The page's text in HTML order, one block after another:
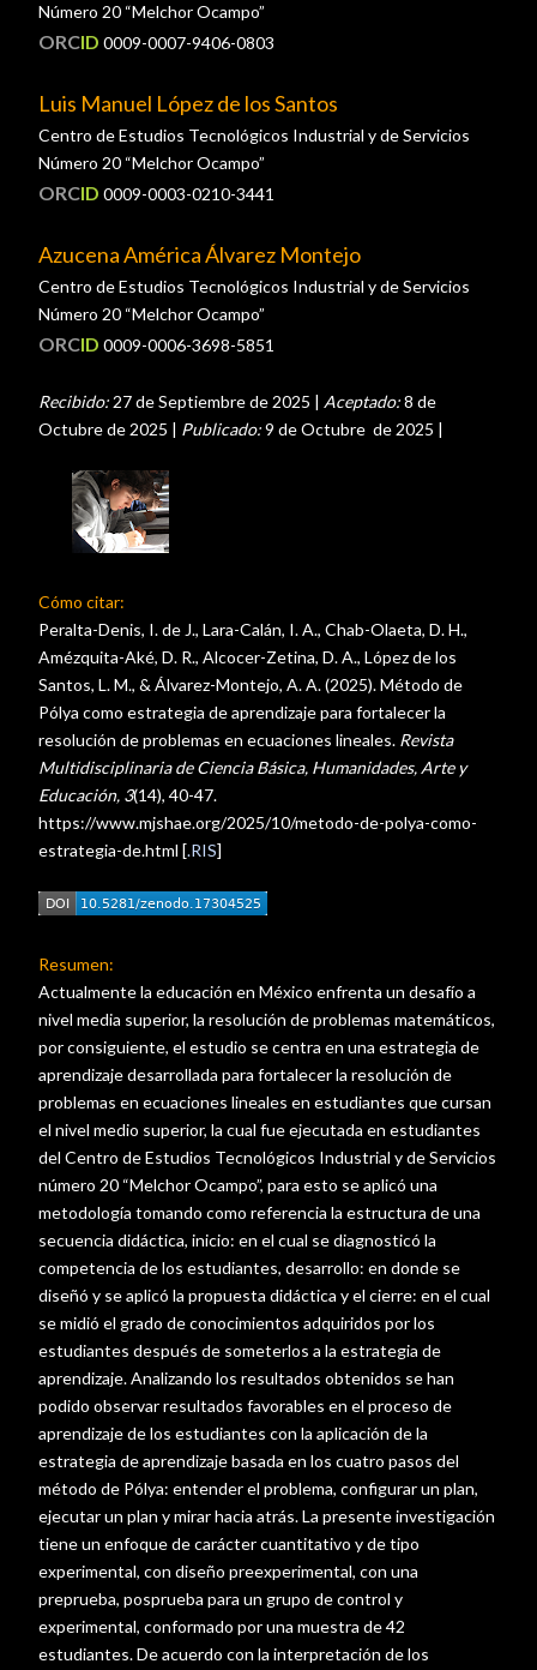
Número 20 “Melchor Ocampo”
ORCID 0009-0007-9406-0803
Luis Manuel López de los Santos
Centro de Estudios Tecnológicos Industrial y de Servicios
Número 20 “Melchor Ocampo”
ORCID 0009-0003-0210-3441
Azucena América Álvarez Montejo
Centro de Estudios Tecnológicos Industrial y de Servicios
Número 20 “Melchor Ocampo”
ORCID 0009-0006-3698-5851
Recibido: 27 de Septiembre de 2025 | Aceptado:8 de
Octubre de 2025 | Publicado:9 de Octubre de 2025 |
Cómo citar:
Peralta-Denis, I. de J., Lara-Calán, I. A., Chab-Olaeta, D. H.,
Amézquita-Aké, D. R., Alcocer-Zetina, D. A., López de los
Santos, L. M., & Álvarez-Montejo, A. A. (2025). Método de
Pólya como estrategia de aprendizaje para fortalecer la
resolución de problemas en ecuaciones lineales. Revista
Multidisciplinaria de Ciencia Básica, Humanidades, Arte y
Educación, 3(14), 40-47.
https://www.mjshae.org/2025/10/metodo-de-polya-como-
estrategia-de.html [.RIS]
Resumen:
Actualmente la educación en México enfrenta un desafío a
nivel media superior, la resolución de problemas matemáticos,
por consiguiente, el estudio se centra en una estrategia de
aprendizaje desarrollada para fortalecer la resolución de
problemas en ecuaciones lineales en estudiantes que cursan
el nivel medio superior, la cual fue ejecutada en estudiantes
del Centro de Estudios Tecnológicos Industrial y de Servicios
número 20 “Melchor Ocampo”, para esto se aplicó una
metodología tomando como referencia la estructura de una
secuencia didáctica, inicio: en el cual se diagnosticó la
competencia de los estudiantes, desarrollo: en donde se
diseñó y se aplicó la propuesta didáctica y el cierre: en el cual
se midió el grado de conocimientos adquiridos por los
estudiantes después de someterlos a la estrategia de
aprendizaje. Analizando los resultados obtenidos se han
podido observar resultados favorables en el proceso de
aprendizaje de los estudiantes con la aplicación de la
estrategia de aprendizaje basada en los cuatro pasos del
método de Pólya: entender el problema, configurar un plan,
ejecutar un plan y mirar hacia atrás. La presente investigación
tiene un enfoque de carácter cuantitativo y de tipo
experimental, con diseño preexperimental, con una
preprueba, posprueba para un grupo de control y
experimental, conformado por una muestra de 42
estudiantes. De acuerdo con la interpretación de los